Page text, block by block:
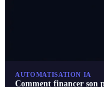
AUTOMATISATION IA
Comment financer son